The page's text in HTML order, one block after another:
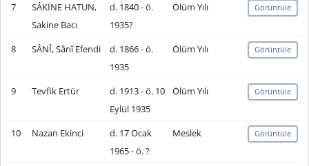
7
SÂKİNE HATUN,
Sakine Bacı
d. 1840 - ö.
1935?
Ölüm Yılı Görüntüle
8 SÂNÎ, Sânî Efendi
d. 1866 - ö.
1935
Ölüm Yılı Görüntüle
9 Tevfik Ertür
d. 1913 - ö. 10
Eylül 1935
Ölüm Yılı Görüntüle
10 Nazan Ekinci
d. 17 Ocak
1965 - ö. ?
Meslek Görüntüle